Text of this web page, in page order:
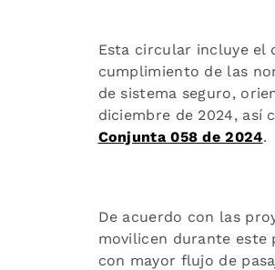
Esta circular incluye el
cumplimiento de las
de sistema seguro,
diciembre de 2024, así
Conjunta 058 de 2024.
De acuerdo con las
movilicen durante este
con mayor flujo de